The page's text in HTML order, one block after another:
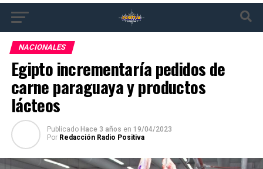
NACIONALES
Egipto incrementaría pedidos de
carne paraguaya y productos
lácteos
Publicado Hace 3 años en 19/04/2023
Por Redacción Radio Positiva